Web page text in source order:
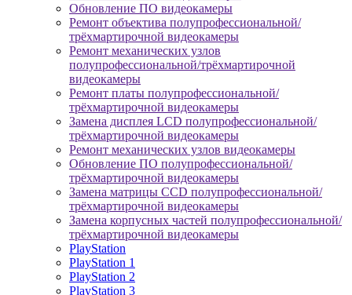
Обновление ПО видеокамеры
Ремонт объектива полупрофессиональной/
трёхмартирочной видеокамеры
Ремонт механических узлов
полупрофессиональной/трёхмартирочной
видеокамеры
Ремонт платы полупрофессиональной/
трёхмартирочной видеокамеры
Замена дисплея LCD полупрофессиональной/
трёхмартирочной видеокамеры
Ремонт механических узлов видеокамеры
Обновление ПО полупрофессиональной/
трёхмартирочной видеокамеры
Замена матрицы CCD полупрофессиональной/
трёхмартирочной видеокамеры
Замена корпусных частей полупрофессиональной/
трёхмартирочной видеокамеры
PlayStation
PlayStation 1
PlayStation 2
PlayStation 3